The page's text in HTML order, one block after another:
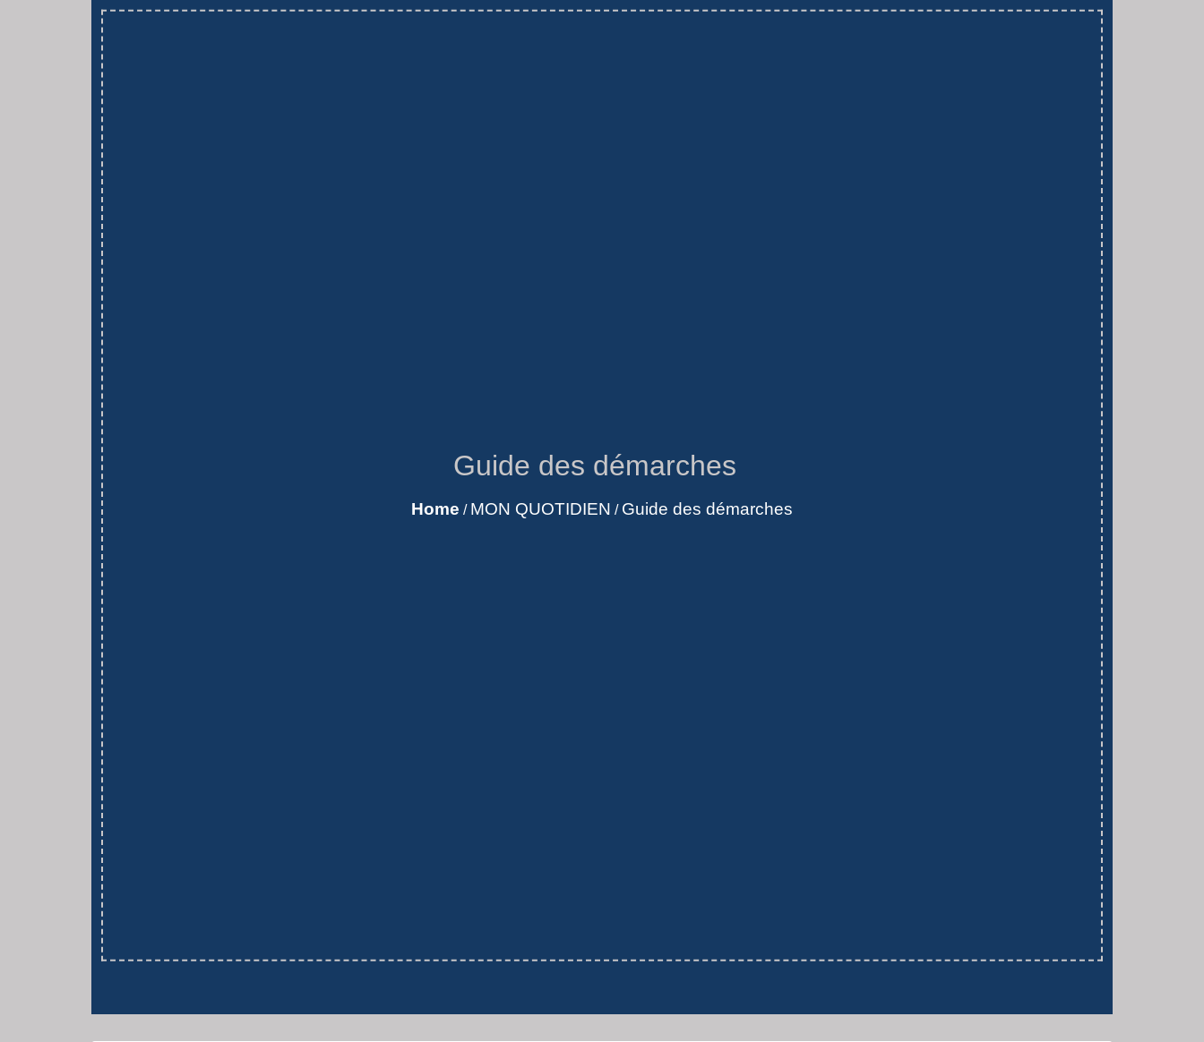
Guide des démarches
Home / MON QUOTIDIEN / Guide des démarches